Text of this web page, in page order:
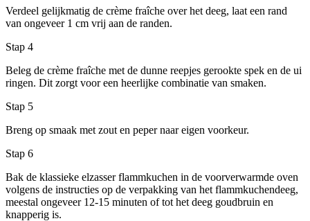
Verdeel gelijkmatig de crème fraîche over het deeg, laat een rand
van ongeveer 1 cm vrij aan de randen.
Stap 4
Beleg de crème fraîche met de dunne reepjes gerookte spek en de ui
ringen. Dit zorgt voor een heerlijke combinatie van smaken.
Stap 5
Breng op smaak met zout en peper naar eigen voorkeur.
Stap 6
Bak de klassieke elzasser flammkuchen in de voorverwarmde oven
volgens de instructies op de verpakking van het flammkuchendeeg,
meestal ongeveer 12-15 minuten of tot het deeg goudbruin en
knapperig is.